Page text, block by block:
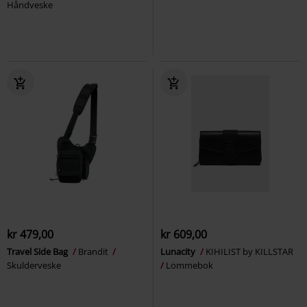
Håndveske
kr 479,00
Travel Side Bag
Brandit
Skulderveske
kr 609,00
Lunacity
KIHILIST by KILLSTAR
Lommebok